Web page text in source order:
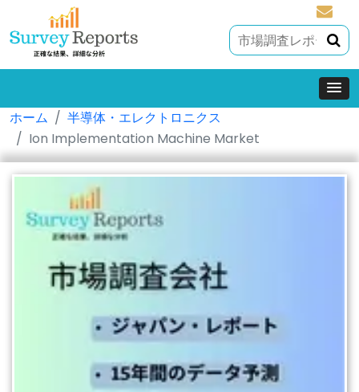
ホーム
半導体・エレクトロニクス
Ion Implementation Machine Market